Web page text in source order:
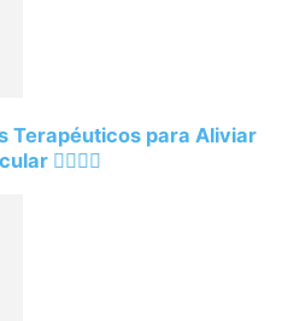
Terapéuticos para Aliviar
💆‍♂️💆‍♀️